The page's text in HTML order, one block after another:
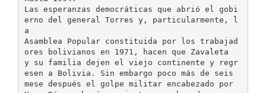
Las esperanzas democráticas que abrió el gobi
erno del general Torres y, particularmente, l
a
Asamblea Popular constituida por los trabajad
ores bolivianos en 1971, hacen que Zavaleta
y su familia dejen el viejo continente y regr
esen a Bolivia. Sin embargo poco más de seis
mese después el golpe militar encabezado por